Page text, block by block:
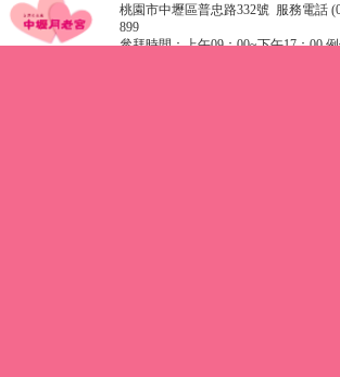
桃園市中壢區普忠路332號 服務電話
899
參拜時間：上午09：00~下午17：00